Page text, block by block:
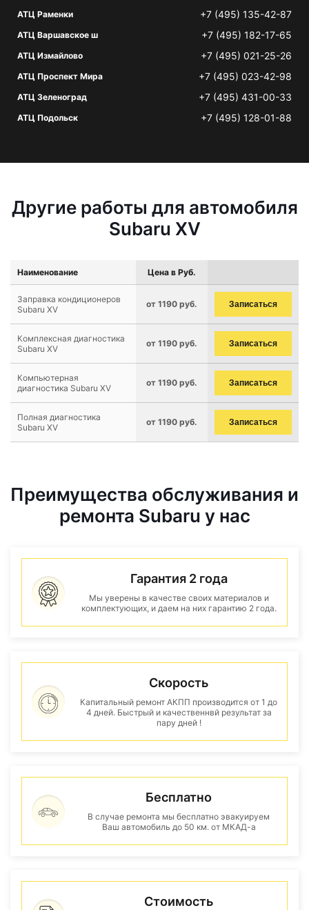
АТЦ Раменки +7 (495) 135-42-87
АТЦ Варшавское ш +7 (495) 182-17-65
АТЦ Измайлово +7 (495) 021-25-26
АТЦ Проспект Мира +7 (495) 023-42-98
АТЦ Зеленоград +7 (495) 431-00-33
АТЦ Подольск +7 (495) 128-01-88
Другие работы для автомобиля
Subaru XV
Наименование Цена в Руб.
Заправка кондиционеров
Subaru XV
от 1190 руб. Записаться
Комплексная диагностика
Subaru XV
от 1190 руб. Записаться
Компьютерная
диагностика Subaru XV
от 1190 руб. Записаться
Полная диагностика
Subaru XV
от 1190 руб. Записаться
Преимущества обслуживания и
ремонта Subaru у нас
Гарантия 2 года
Мы уверены в качестве своих материалов и
комплектующих, и даем на них гарантию 2 года.
Скорость
Капитальный ремонт АКПП производится от 1 до
4 дней. Быстрый и качественнвй результат за
пару дней !
Бесплатно
В случае ремонта мы бесплатно эвакуируем
Ваш автомобиль до 50 км. от МКАД-а
Стоимость